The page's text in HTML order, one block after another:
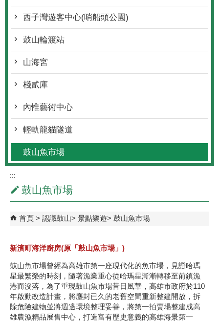
西子灣遊客中心(哨船頭公園)
鼓山輪渡站
山海宮
棧貳庫
內惟藝術中心
輕軌龍貓隧道
鼓山魚市場
:::
鼓山魚市場
首頁 認識鼓山 景點樂遊 鼓山魚市場
新濱町海洋廚房(原「鼓山魚市場」)
鼓山魚市場曾經為高雄市第一座現代化的魚市場，見證哈瑪
星最繁榮的時刻，隨著漁業重心從哈瑪星漸漸轉移至前鎮漁
港而沒落，為了重現鼓山魚市場昔日風華，高雄市政府於110
年啟動改造計畫，將塵封已久的老舊空間重新整建開放，拆
除危險建物並將週邊環境整理妥善，將第一拍賣場整建成高
雄農漁精品展售中心，打造富有歷史意義的高雄海景第一